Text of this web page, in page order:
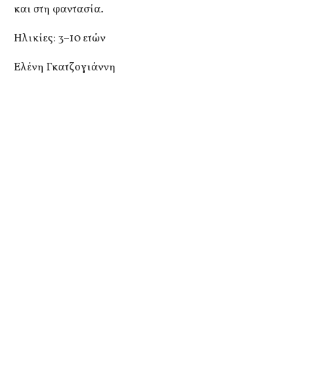
και στη φαντασία.
Ηλικίες: 3–10 ετών
Ελένη Γκατζογιάννη